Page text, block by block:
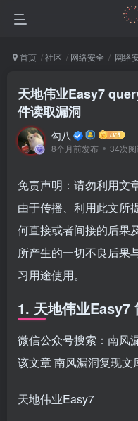
首页 社区 网络安全 网络
天地伟业Easy7
件读取漏洞
勾八
8个月前发布 34次阅
免责声明：请勿利用文
由于传播、利用此文所
何直接或者间接的后果
所产生的一切不良后果
习用途使用。
1. 天地伟业Easy7
微信公众号搜索：南风
该文章 南风漏洞复现文
天地伟业Easy7